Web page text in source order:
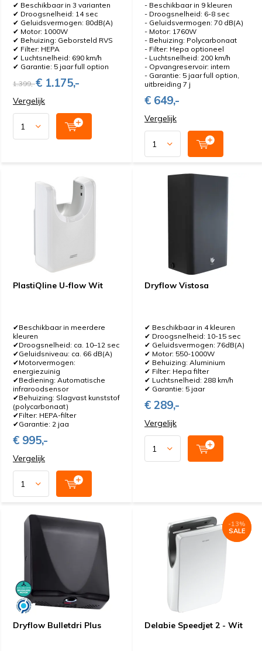
✔ Beschikbaar in 3 varianten
✔ Droogsnelheid: 14 sec
✔ Geluidsvermogen: 80dB(A)
✔ Motor: 1000W
✔ Behuizing: Geborsteld RVS
✔ Filter: HEPA
✔ Luchtsnelheid: 690 km/h
✔ Garantie: 5 jaar full option
1.399,-€ 1.175,-
Vergelijk
- Beschikbaar in 9 kleuren
- Droogsnelheid: 6-8 sec
- Geluidsvermogen: 70 dB(A)
- Motor: 1760W
- Behuizing: Polycarbonaat
- Filter: Hepa optioneel
- Luchtsnelheid: 200 km/h
- Opvangreservoir: intern
- Garantie: 5 jaar full option,
uitbreiding 7 j
€ 649,-
Vergelijk
PlastiQline U-flow Wit
✔Beschikbaar in meerdere
kleuren
✔Droogsnelheid: ca. 10–12 sec
✔Geluidsniveau: ca. 66 dB(A)
✔Motorvermogen:
energiezuinig
✔Bediening: Automatische
infraroodsensor
✔Behuizing: Slagvast kunststof
(polycarbonaat)
✔Filter: HEPA-filter
✔Garantie: 2 jaa
€ 995,-
Vergelijk
Dryflow Vistosa
✔ Beschikbaar in 4 kleuren
✔ Droogsnelheid: 10-15 sec
✔ Geluidsvermogen: 76dB(A)
✔ Motor: 550-1000W
✔ Behuizing: Aluminium
✔ Filter: Hepa filter
✔ Luchtsnelheid: 288 km/h
✔ Garantie: 5 jaar
€ 289,-
Vergelijk
Dryflow Bulletdri Plus Delabie Speedjet 2 - Wit
-13%
SALE
-13%
SALE